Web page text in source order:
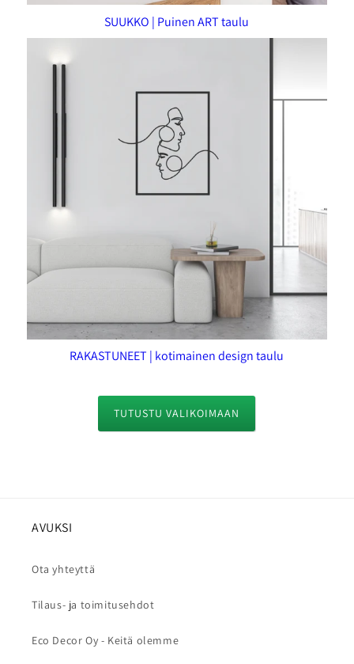
SUUKKO | Puinen ART taulu
RAKASTUNEET | kotimainen design taulu
TUTUSTU VALIKOIMAAN
AVUKSI
Ota yhteyttä
Tilaus- ja toimitusehdot
Eco Decor Oy - Keitä olemme